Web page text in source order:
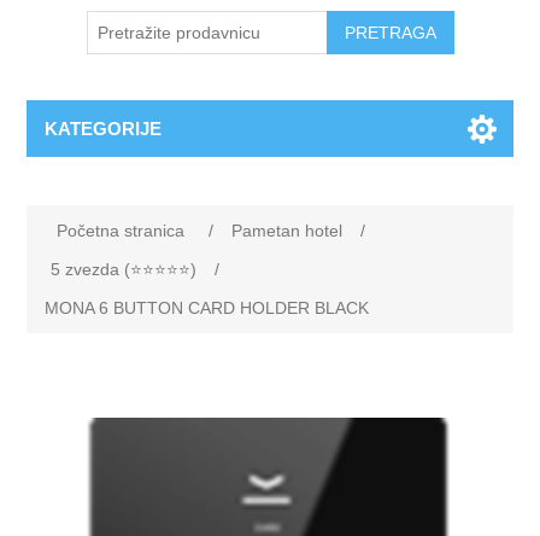
KATEGORIJE
Početna stranica / Pametan hotel
/
5 zvezda (⭐️⭐️⭐️⭐️⭐️)
/
MONA 6 BUTTON CARD HOLDER BLACK